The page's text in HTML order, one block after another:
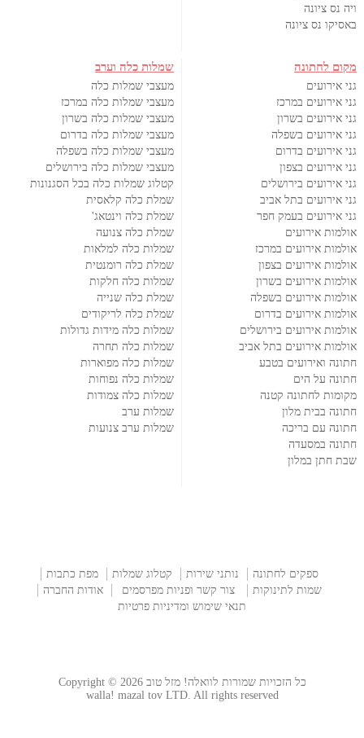
ויה נס ציונה
באסיקו נס ציונה
מקום לחתונה
גני אירועים
גני אירועים במרכז
גני אירועים בשרון
גני אירועים בשפלה
גני אירועים בדרום
גני אירועים בצפון
גני אירועים בירושלים
גני אירועים בתל אביב
גני אירועים בעמק חפר
אולמות אירועים
אולמות אירועים במרכז
אולמות אירועים בצפון
אולמות אירועים בשרון
אולמות אירועים בשפלה
אולמות אירועים בדרום
אולמות אירועים בירושלים
אולמות אירועים בתל אביב
חתונה ואירועים בטבע
חתונה על הים
מקומות לחתונה קטנה
חתונה בבית מלון
חתונה עם בריכה
חתונה במסעדה
שבת חתן במלון
שמלות כלה וערב
מעצבי שמלות כלה
מעצבי שמלות כלה במרכז
מעצבי שמלות כלה בשרון
מעצבי שמלות כלה בדרום
מעצבי שמלות כלה בשפלה
מעצבי שמלות כלה בירושלים
קטלוג שמלות כלה בכל הסגנונות
שמלת כלה קלאסית
שמלת כלה וינטאג'
שמלת כלה צנועה
שמלות כלה למלאות
שמלת כלה רומנטית
שמלות כלה חלקות
שמלת כלה שנייה
שמלת כלה לריקודים
שמלות כלה מידות גדולות
שמלות כלה תחרה
שמלות כלה מפוארות
שמלות כלה נפוחות
שמלות כלה צמודות
שמלות ערב
שמלות ערב צנועות
ספקים לחתונה נותני שירות קטלוג שמלות
מפת כתבות
שמות לתינוקות
צור קשר ופניות מפרסמים
אודות החברה
תנאי שימוש ומדיניות פרטיות
כל הזכויות שמורות לוואלה! מזל טוב Copyright © 2026
walla! mazal tov LTD. All rights reserved